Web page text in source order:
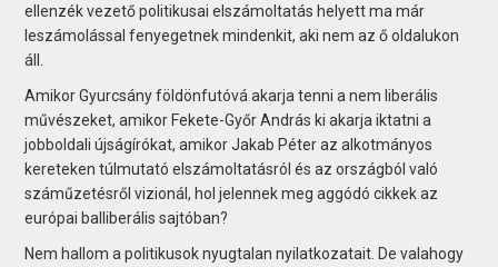
ellenzék vezető politikusai elszámoltatás helyett ma már
leszámolással fenyegetnek mindenkit, aki nem az ő oldalukon
áll.
Amikor Gyurcsány földönfutóvá akarja tenni a nem liberális
művészeket, amikor Fekete-Győr András ki akarja iktatni a
jobboldali újságírókat, amikor Jakab Péter az alkotmányos
kereteken túlmutató elszámoltatásról és az országból való
száműzetésről vizionál, hol jelennek meg aggódó cikkek az
európai balliberális sajtóban?
Nem hallom a politikusok nyugtalan nyilatkozatait. De valahogy